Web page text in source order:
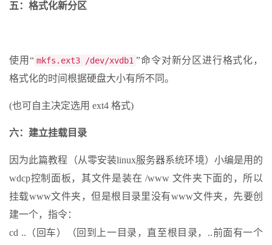
五：格式化新分区
使用“ mkfs.ext3 /dev/xvdb1 ”命令对新分区进行格式化，
格式化的时间根据硬盘大小有所不同。
(也可自主决定选用 ext4 格式)
六：建立挂载目录
因为此篇教程（从零安装linux服务器系统环境）小编是用的
wdcp控制面板，其文件是装在 /www 文件夹下面的，所以
挂载www文件夹，但是根目录里没有www文件夹，先要创
建一个，指令：
cd ..（回车）（回到上一目录，直至根目录，..前面有一个